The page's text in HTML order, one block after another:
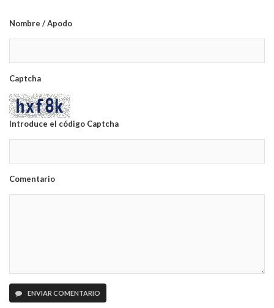
Nombre / Apodo
Captcha
Introduce el código Captcha
Comentario
ENVIAR COMENTARIO